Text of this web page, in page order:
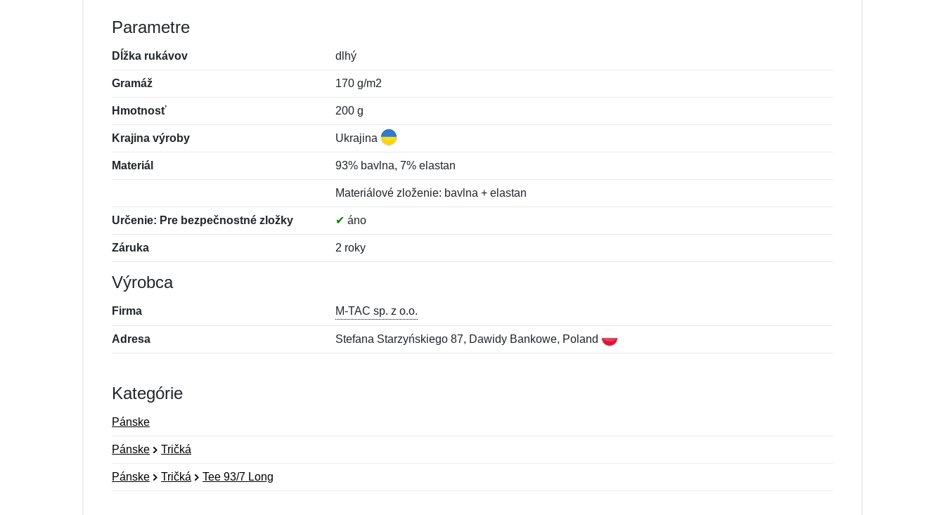
Parametre
Dĺžka rukávov dlhý
Gramáž 170 g/m2
Hmotnosť 200 g
Krajina výroby Ukrajina
Materiál 93% bavlna, 7% elastan
Materiálové zloženie: bavlna + elastan
Určenie: Pre bezpečnostné zložky ✔ áno
Záruka 2 roky
Výrobca
Firma M-TAC sp. z o.o.
Adresa Stefana Starzyńskiego 87, Dawidy Bankowe, Poland
Kategórie
Pánske
Pánske Tričká
Pánske Tričká Tee 93/7 Long